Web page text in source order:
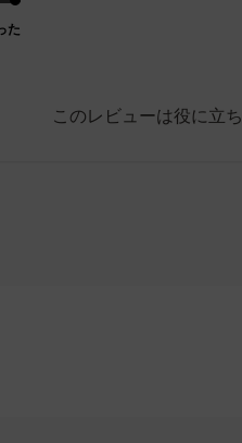
た
このレビューは役に立